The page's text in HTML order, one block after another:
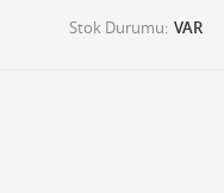
Stok Durumu VAR